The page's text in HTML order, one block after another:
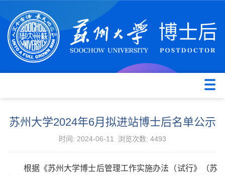
苏州大学2024年6月拟进站博士后名单公示
时间: 2024-06-11 浏览次数: 4493
根据《苏州大学博士后管理工作实施办法（试行》（苏